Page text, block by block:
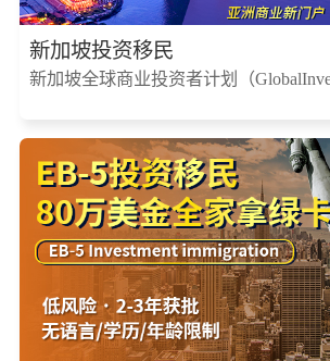
新加坡投资移民